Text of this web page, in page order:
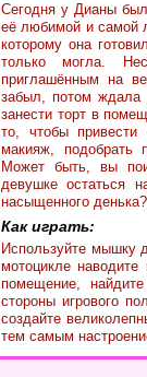
Сегодня у Дианы
её любимой и самой
которому она
только могла.
приглашённым на
забыл, потом ждала
занести торт в
то, чтобы
макияж, подобрать
Может быть, вы
девушке остаться
насыщенного денька?
Как играть:
Используйте мышку
мотоцикле
помещение,
стороны игрового
создайте
тем самым